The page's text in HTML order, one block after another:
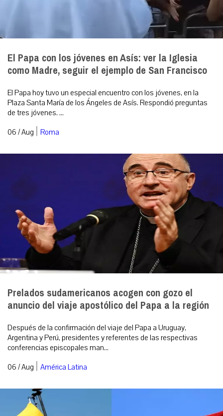
El Papa con los jóvenes en Asís: ver la Iglesia
como Madre, seguir el ejemplo de San Francisco
El Papa hoy tuvo un especial encuentro con los jóvenes, en la
Plaza Santa María de los Ángeles de Asís. Respondió preguntas
de tres jóvenes. ...
06 / Aug | Roma
Prelados sudamericanos acogen con gozo el
anuncio del viaje apostólico del Papa a la región
Después de la confirmación del viaje del Papa a Uruguay,
Argentina y Perú, presidentes y referentes de las respectivas
conferencias episcopales man...
06 / Aug | América Latina